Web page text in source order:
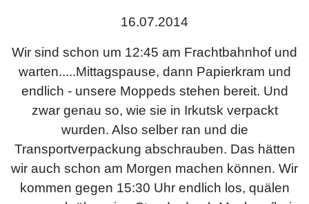
16.07.2014
Wir sind schon um 12:45 am Frachtbahnhof und
warten.....Mittagspause, dann Papierkram und
endlich - unsere Moppeds stehen bereit. Und
zwar genau so, wie sie in Irkutsk verpackt
wurden. Also selber ran und die
Transportverpackung abschrauben. Das hätten
wir auch schon am Morgen machen können. Wir
kommen gegen 15:30 Uhr endlich los, quälen